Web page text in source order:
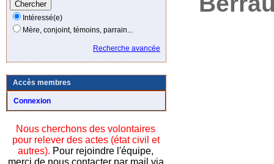
Intéressé(e)
Mère, conjoint, témoins, parrain...
Recherche avancée
Accès membres
Connexion
Nous cherchons des volontaires
pour relever des actes (état civil et
autres). Pour rejoindre l'équipe,
merci de nous contacter par mail via